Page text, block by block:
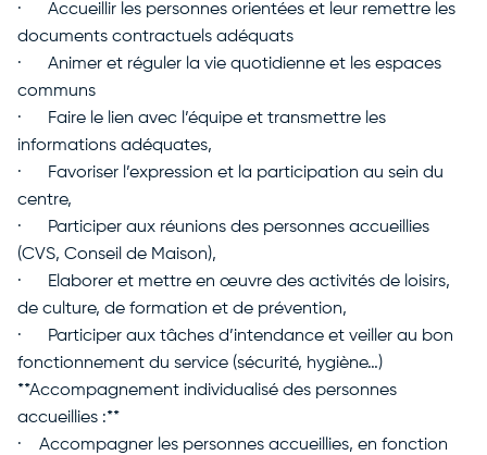
· Accueillir les personnes orientées et leur remettre les
documents contractuels adéquats
· Animer et réguler la vie quotidienne et les espaces
communs
· Faire le lien avec l’équipe et transmettre les
informations adéquates,
· Favoriser l’expression et la participation au sein du
centre,
· Participer aux réunions des personnes accueillies
(CVS, Conseil de Maison),
· Elaborer et mettre en œuvre des activités de loisirs,
de culture, de formation et de prévention,
· Participer aux tâches d’intendance et veiller au bon
fonctionnement du service (sécurité, hygiène…)
**Accompagnement individualisé des personnes
accueillies :**
· Accompagner les personnes accueillies, en fonction